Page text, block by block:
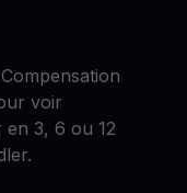
voir
3, 6 ou 12